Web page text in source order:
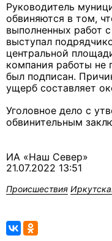
Руководитель
обвиняются в том,
выполненных работ
выступал
центральной
компания работы не
был подписан.
ущерб составляет
Уголовное дело с
обвинительным
ИА «Наш Север»
21.07.2022 13:51
Происшествия